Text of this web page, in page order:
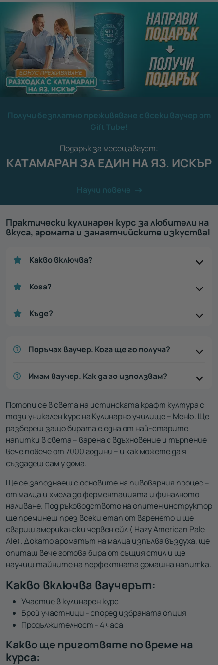
Получи безплатно преживяване с всеки ваучер от
Gift Tube!
Подарък за месец август:
КАТАМАРАН ЗА ЕДИН НА ЯЗ. ИСКЪР
Научи повече
Практически кулинарен курс за любители на
вкуса, аромата и занаятчийските изкуства!
Какво включва?
Кога?
Къде?
Поръчах ваучер. Кога ще го получа?
Имам ваучер. Как да го използвам?
Потопи се в света на истинската крафт култура с
този уникален курс на Кулинарно училище – Меню. Ще
разбереш защо бирата е една от най-старите
напитки в света – варена с вдъхновение и търпение
вече повече от 7000 години – и как можете да я
създадеш сам у дома.
Ще се запознаеш с основите на пивоварния процес –
от малца и хмела до ферментацията и финалното
наливане. Под ръководството на опитен инструктор
ще преминеш през всеки етап от варенето и ще
свариш американски червен ейл ( Hazy American Pale
Ale). Докато ароматът на малца изпълва въздуха, ще
опиташ вече готова бира от същия стил и ще
научиш тайните на перфектната домашна напитка.
Какво включва ваучерът:
Участие в кулинарен курс
Брой участници - според избраната опция
Продължителност - 4 часа
Какво ще приготвяте по време на
курса: